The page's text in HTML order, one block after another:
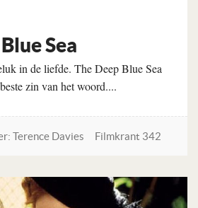
Sea
in de liefde. The Deep Blue Sea
zin van het woord....
Terence Davies Filmkrant 342